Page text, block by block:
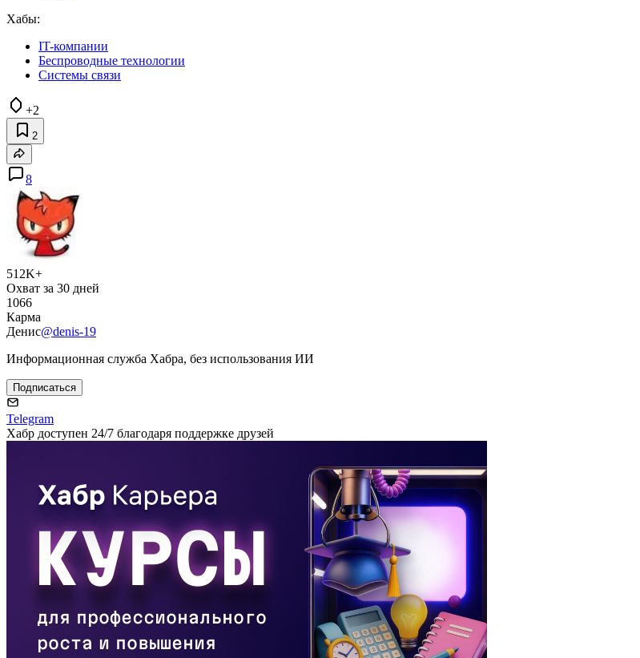
Хабы:
IT-компании
Беспроводные технологии
Системы связи
+2
2
8
512K+
Охват за 30 дней
1066
Карма
Денис@denis-19
Информационная служба Хабра, без использования ИИ
Подписаться
Telegram
Хабр доступен 24/7 благодаря поддержке друзей